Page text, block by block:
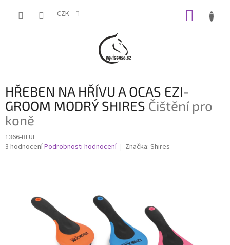
CZK
HŘEBEN NA HŘÍVU A OCAS EZI-
GROOM MODRÝ SHIRES Čištění pro
koně
1366-BLUE
Průměrné
3 hodnoceníPodrobnosti hodnocení Značka: Shires